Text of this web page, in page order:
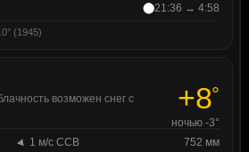
21:36 → 4:58
(1945)
возможен снег с
+8°
ночью -3°
1 м/с ССВ
752 мм